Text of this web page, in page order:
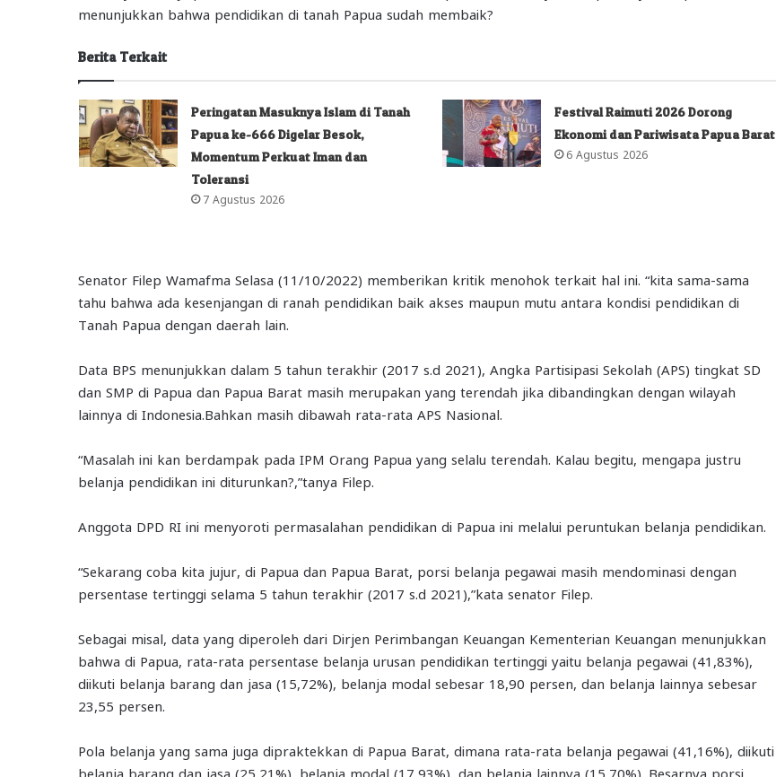
menunjukkan bahwa pendidikan di tanah Papua sudah membaik?
Berita Terkait
Peringatan Masuknya Islam di Tanah
Papua ke-666 Digelar Besok,
Momentum Perkuat Iman dan
Toleransi
7 Agustus 2026
Festival Raimuti 2026 Dorong
Ekonomi dan Pariwisata Papua Barat
6 Agustus 2026
Senator Filep Wamafma Selasa (11/10/2022) memberikan kritik menohok terkait hal ini. “kita sama-sama
tahu bahwa ada kesenjangan di ranah pendidikan baik akses maupun mutu antara kondisi pendidikan di
Tanah Papua dengan daerah lain.
Data BPS menunjukkan dalam 5 tahun terakhir (2017 s.d 2021), Angka Partisipasi Sekolah (APS) tingkat SD
dan SMP di Papua dan Papua Barat masih merupakan yang terendah jika dibandingkan dengan wilayah
lainnya di Indonesia.Bahkan masih dibawah rata-rata APS Nasional.
“Masalah ini kan berdampak pada IPM Orang Papua yang selalu terendah. Kalau begitu, mengapa justru
belanja pendidikan ini diturunkan?,”tanya Filep.
Anggota DPD RI ini menyoroti permasalahan pendidikan di Papua ini melalui peruntukan belanja pendidikan.
“Sekarang coba kita jujur, di Papua dan Papua Barat, porsi belanja pegawai masih mendominasi dengan
persentase tertinggi selama 5 tahun terakhir (2017 s.d 2021),”kata senator Filep.
Sebagai misal, data yang diperoleh dari Dirjen Perimbangan Keuangan Kementerian Keuangan menunjukkan
bahwa di Papua, rata-rata persentase belanja urusan pendidikan tertinggi yaitu belanja pegawai (41,83%),
diikuti belanja barang dan jasa (15,72%), belanja modal sebesar 18,90 persen, dan belanja lainnya sebesar
23,55 persen.
Pola belanja yang sama juga dipraktekkan di Papua Barat, dimana rata-rata belanja pegawai (41,16%), diikuti
belanja barang dan jasa (25,21%), belanja modal (17,93%), dan belanja lainnya (15,70%). Besarnya porsi